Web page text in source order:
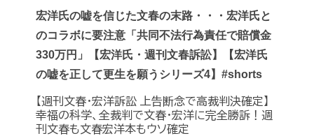
宏洋氏の嘘を信じた文春の末路・・・宏洋氏と
のコラボに要注意「共同不法行為責任で賠償金
330万円」【宏洋氏・週刊文春訴訟】【宏洋氏
の嘘を正して更生を願うシリーズ4】#shorts
【週刊文春・宏洋訴訟 上告断念で高裁判決確定】
幸福の科学、全裁判で文春・宏洋に完全勝訴！週
刊文春も文春宏洋本もウソ確定